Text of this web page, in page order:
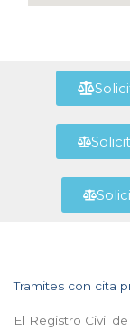
Tramites con cita
El Registro Civil